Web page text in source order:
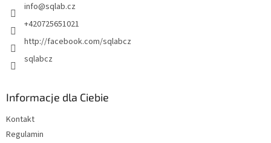
info@sqlab.cz
+420725651021
http://facebook.com/sqlabcz
sqlabcz
Informacje dla Ciebie
Kontakt
Regulamin